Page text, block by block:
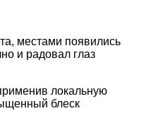
местами появились
и радовал глаз
локальную
блеск